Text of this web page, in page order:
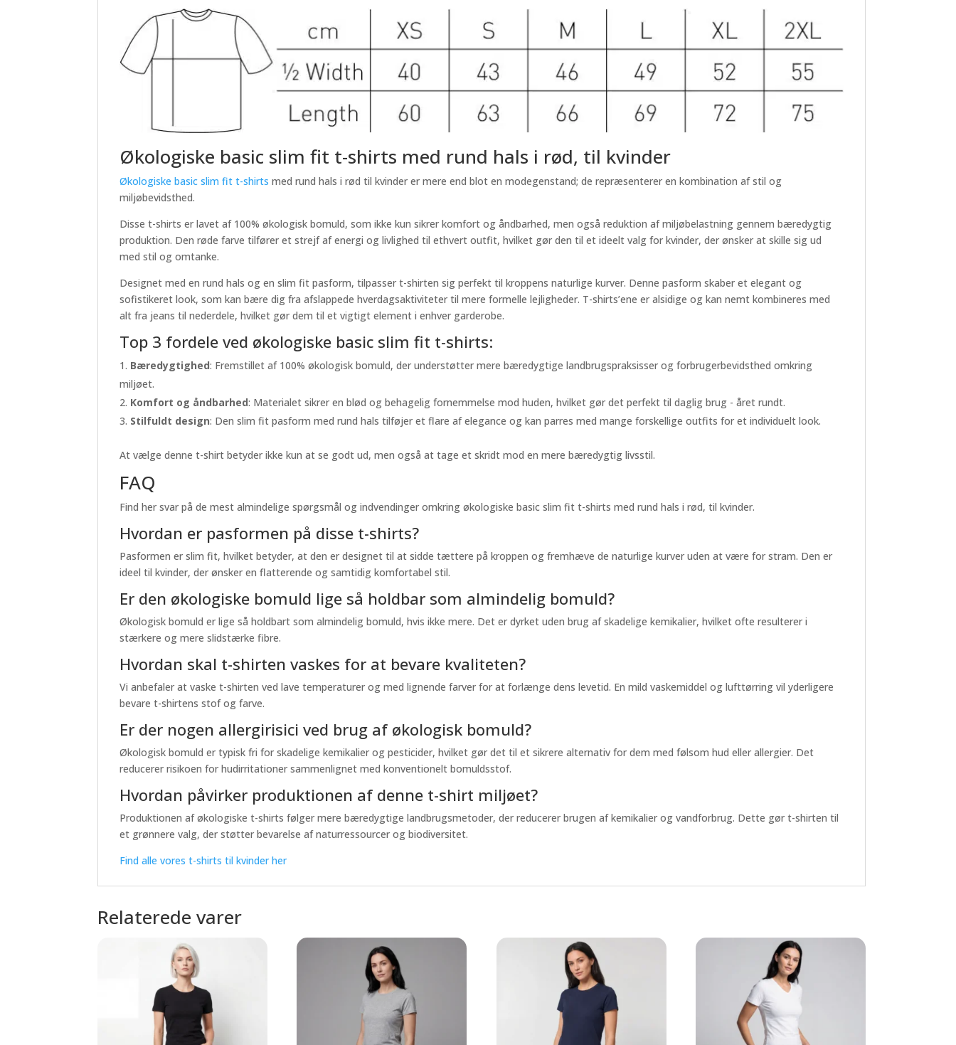
Økologiske basic slim fit t-shirts med rund hals i rød, til kvinder
Økologiske basic slim fit t-shirts med rund hals i rød til kvinder er mere end blot en modegenstand; de repræsenterer en kombination af stil og
miljøbevidsthed.
Disse t-shirts er lavet af 100% økologisk bomuld, som ikke kun sikrer komfort og åndbarhed, men også reduktion af miljøbelastning gennem bæredygtig
produktion. Den røde farve tilfører et strejf af energi og livlighed til ethvert outfit, hvilket gør den til et ideelt valg for kvinder, der ønsker at skille sig ud
med stil og omtanke.
Designet med en rund hals og en slim fit pasform, tilpasser t-shirten sig perfekt til kroppens naturlige kurver. Denne pasform skaber et elegant og
sofistikeret look, som kan bære dig fra afslappede hverdagsaktiviteter til mere formelle lejligheder. T-shirts’ene er alsidige og kan nemt kombineres med
alt fra jeans til nederdele, hvilket gør dem til et vigtigt element i enhver garderobe.
Top 3 fordele ved økologiske basic slim fit t-shirts:
Bæredygtighed: Fremstillet af 100% økologisk bomuld, der understøtter mere bæredygtige landbrugspraksisser og forbrugerbevidsthed omkring
miljøet.
Komfort og åndbarhed: Materialet sikrer en blød og behagelig fornemmelse mod huden, hvilket gør det perfekt til daglig brug - året rundt.
Stilfuldt design: Den slim fit pasform med rund hals tilføjer et flare af elegance og kan parres med mange forskellige outfits for et individuelt look.
At vælge denne t-shirt betyder ikke kun at se godt ud, men også at tage et skridt mod en mere bæredygtig livsstil.
FAQ
Find her svar på de mest almindelige spørgsmål og indvendinger omkring økologiske basic slim fit t-shirts med rund hals i rød, til kvinder.
Hvordan er pasformen på disse t-shirts?
Pasformen er slim fit, hvilket betyder, at den er designet til at sidde tættere på kroppen og fremhæve de naturlige kurver uden at være for stram. Den er
ideel til kvinder, der ønsker en flatterende og samtidig komfortabel stil.
Er den økologiske bomuld lige så holdbar som almindelig bomuld?
Økologisk bomuld er lige så holdbart som almindelig bomuld, hvis ikke mere. Det er dyrket uden brug af skadelige kemikalier, hvilket ofte resulterer i
stærkere og mere slidstærke fibre.
Hvordan skal t-shirten vaskes for at bevare kvaliteten?
Vi anbefaler at vaske t-shirten ved lave temperaturer og med lignende farver for at forlænge dens levetid. En mild vaskemiddel og lufttørring vil yderligere
bevare t-shirtens stof og farve.
Er der nogen allergirisici ved brug af økologisk bomuld?
Økologisk bomuld er typisk fri for skadelige kemikalier og pesticider, hvilket gør det til et sikrere alternativ for dem med følsom hud eller allergier. Det
reducerer risikoen for hudirritationer sammenlignet med konventionelt bomuldsstof.
Hvordan påvirker produktionen af denne t-shirt miljøet?
Produktionen af økologiske t-shirts følger mere bæredygtige landbrugsmetoder, der reducerer brugen af kemikalier og vandforbrug. Dette gør t-shirten til
et grønnere valg, der støtter bevarelse af naturressourcer og biodiversitet.
Find alle vores t-shirts til kvinder her
Relaterede varer